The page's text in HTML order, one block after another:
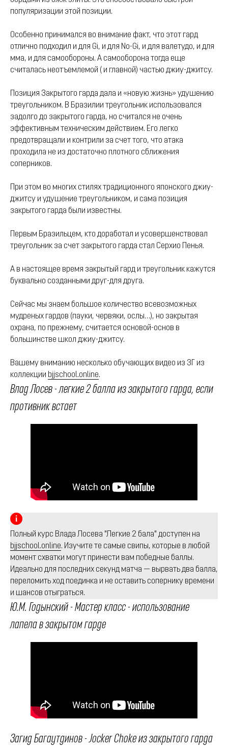
популяризации этой позиции.
Особенно принимался во внимание факт, что этот гард
отлично подходил и для Gi, и для No-Gi, и для валетудо, и для
мма, и для самообороны. А самооборона тогда еще
считалась неотъемлемой ( и главной) частью джиу-джитсу.
Позиция Закрытого гарда дала и «новую жизнь» удушению
треугольником. В Бразилии треугольник использовался
задолго до закрытого гарда, но считался не очень
эффективным техническим действием. Его легко
предотвращали и контрили за счет того, что атака
проходила не из достаточно плотного сближения
соперников.
При этом во многих стилях традиционного японского джиу-
джитсу и удушение треугольником, и сама позиция
закрытого гарда были известны.
Первым Бразильцем, кто доработал и усовершенствовал
треугольник за счет закрытого гарда стал Серхио Пенья.
А в настоящее время закрытый гард и треугольник кажутся
буквально созданными друг-для друга.
Сейчас мы знаем большое количество всевозможных
мудреных гардов (пауки, червяки, ослы…), но закрытая
охрана, по прежнему, считается основой-основ в
большинстве школ джиу-джитсу.
Вашему вниманию несколько обучающих видео из ЗГ из
коллекции bjjschool.online.
Влад Лосев - легкие 2 балла из закрытого гарда, если
противник встает
Полный курс Влада Лосева "Легкие 2 бала" доступен на
bjjschool.online. Изучите те самые свипы, которые в любой
момент схватки могут принести вам победные баллы.
Идеально для последних секунд матча — вырвать два балла,
переломить ход поединка и не оставить сопернику времени
и шансов отыграться.
Ю.М. Годынский - Мастер класс - использование
лапела в закрытом гарде
Загид Багаутдинов - Jocker Choke из закрытого гарда